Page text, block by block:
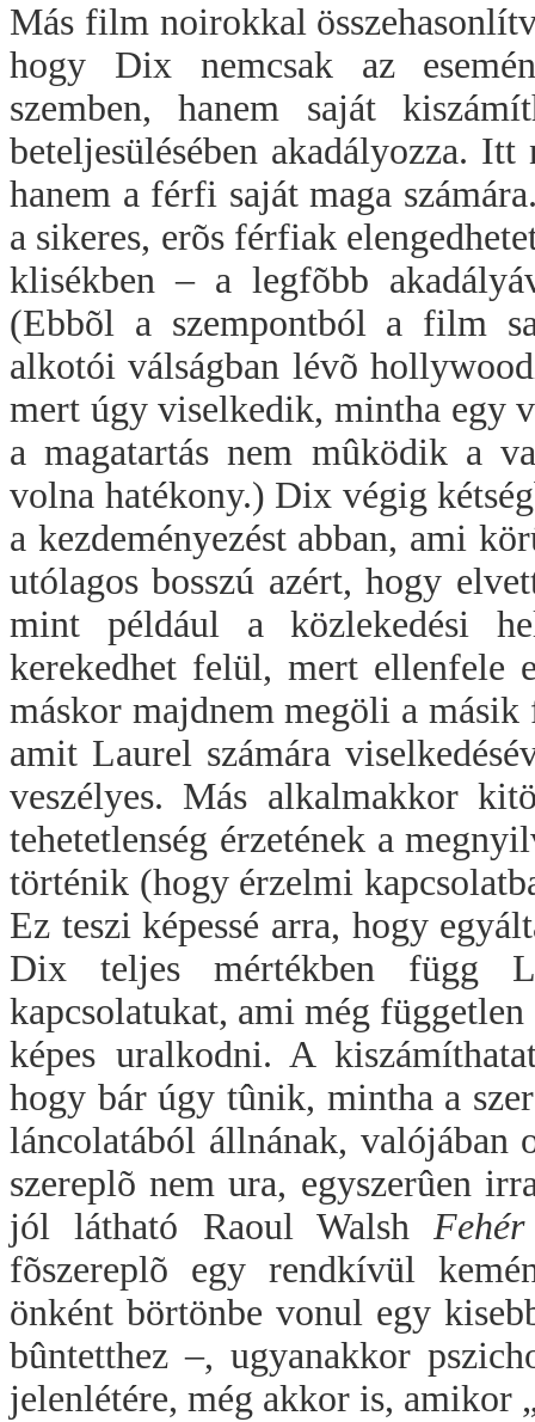
Más film noirokkal
hogy Dix nemcsak az
szemben, hanem saját
beteljesülésében akadályozza.
hanem a férfi saját maga
a sikeres, erõs férfiak
klisékben – a legfõbb
(Ebbõl a szempontból a film
alkotói válságban lévõ
mert úgy viselkedik, mintha egy
a magatartás nem mûködik a
volna hatékony.) Dix végig
a kezdeményezést abban, ami
utólagos bosszú azért, hogy
mint például a közlekedési
kerekedhet felül, mert ellenfele
máskor majdnem megöli a
amit Laurel számára
veszélyes. Más alkalmakkor
tehetetlenség érzetének a
történik (hogy érzelmi
Ez teszi képessé arra, hogy
Dix teljes mértékben függ
kapcsolatukat, ami még
képes uralkodni. A
hogy bár úgy tûnik, mintha a
láncolatából állnának,
szereplõ nem ura, egyszerûen
jól látható Raoul Walsh
fõszereplõ egy rendkívül
önként börtönbe vonul egy
bûntetthez –, ugyanakkor
jelenlétére, még akkor is, amikor